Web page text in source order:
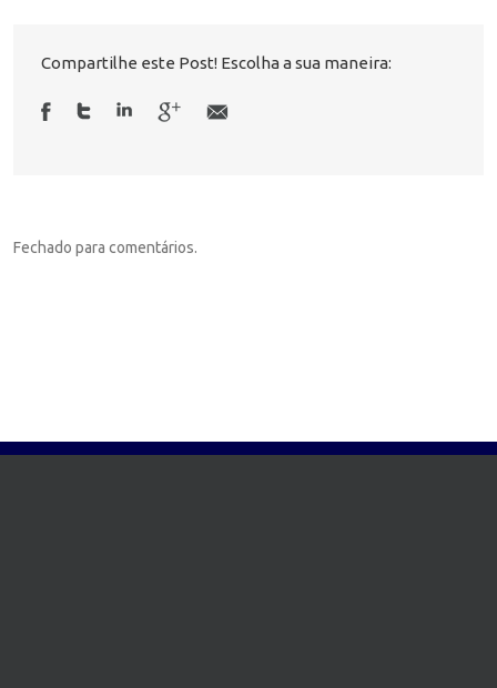
Compartilhe este Post! Escolha a sua maneira:
Fechado para comentários.